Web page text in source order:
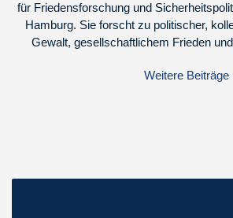
für Friedensforschung und
Hamburg. Sie forscht zu politischer,
Gewalt, gesellschaftlichem Frieden
Weitere Beiträge